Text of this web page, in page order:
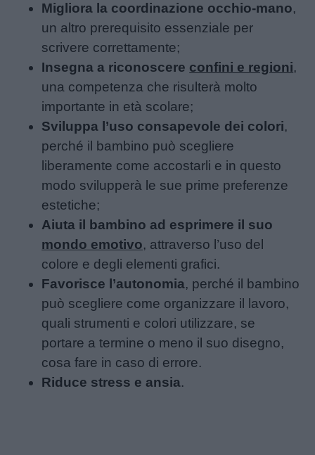
Migliora la coordinazione occhio-mano,
un altro prerequisito essenziale per
scrivere correttamente;
Insegna a riconoscere confini e regioni,
una competenza che risulterà molto
importante in età scolare;
Sviluppa l’uso consapevole dei colori,
perché il bambino può scegliere
liberamente come accostarli e in questo
modo svilupperà le sue prime preferenze
estetiche;
Aiuta il bambino ad esprimere il suo
mondo emotivo, attraverso l’uso del
colore e degli elementi grafici.
Favorisce l’autonomia, perché il bambino
può scegliere come organizzare il lavoro,
quali strumenti e colori utilizzare, se
portare a termine o meno il suo disegno,
cosa fare in caso di errore.
Riduce stress e ansia.